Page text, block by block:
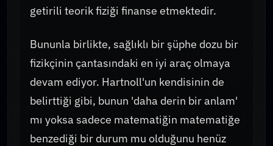
getirili teorik fiziği finanse etmektedir.
Bununla birlikte, sağlıklı bir şüphe dozu bir
fizikçinin çantasındaki en iyi araç olmaya
devam ediyor. Hartnoll'un kendisinin de
belirttiği gibi, bunun 'daha derin bir anlam'
mı yoksa sadece matematiğin matematiğe
benzediği bir durum mu olduğunu henüz